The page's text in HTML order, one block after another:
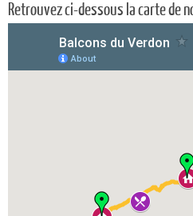
Retrouvez ci-dessous la carte de